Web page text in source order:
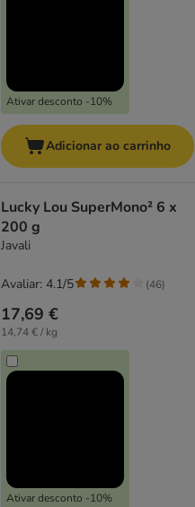
Ativar desconto -10%
Adicionar ao carrinho
Lucky Lou SuperMono² 6 x
200 g
Javali
17,69 €
14,74 € / kg
Ativar desconto -10%
Avaliar: 4.1/5 (46)